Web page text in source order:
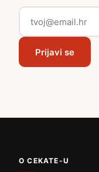
Prijavi se
O CEKATE-U